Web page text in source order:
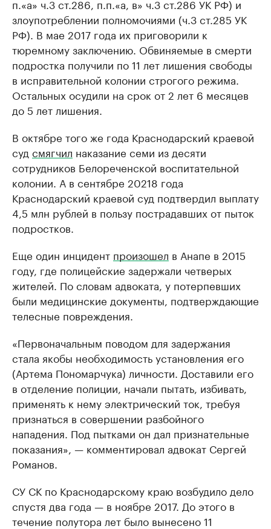
п.«а» ч.3 ст.286, п.п.«а, в» ч.3 ст.286 УК РФ) и
злоупотреблении полномочиями (ч.3 ст.285 УК
РФ). В мае 2017 года их приговорили к
тюремному заключению. Обвиняемые в смерти
подростка получили по 11 лет лишения свободы
в исправительной колонии строгого режима.
Остальных осудили на срок от 2 лет 6 месяцев
до 5 лет лишения.
В октябре того же года Краснодарский краевой
суд смягчил наказание семи из десяти
сотрудников Белореченской воспитательной
колонии. А в сентябре 20218 года
Краснодарский краевой суд подтвердил выплату
4,5 млн рублей в пользу пострадавших от пыток
подростков.
Еще один инцидент произошел в Анапе в 2015
году, где полицейские задержали четверых
жителей. По словам адвоката, у потерпевших
были медицинские документы, подтверждающие
телесные повреждения.
«Первоначальным поводом для задержания
стала якобы необходимость установления его
(Артема Пономарчука) личности. Доставили его
в отделение полиции, начали пытать, избивать,
применять к нему электрический ток, требуя
признаться в совершении разбойного
нападения. Под пытками он дал признательные
показания», — комментировал адвокат Сергей
Романов.
СУ СК по Краснодарскому краю возбудило дело
спустя два года — в ноябре 2017. До этого в
течение полутора лет было вынесено 11